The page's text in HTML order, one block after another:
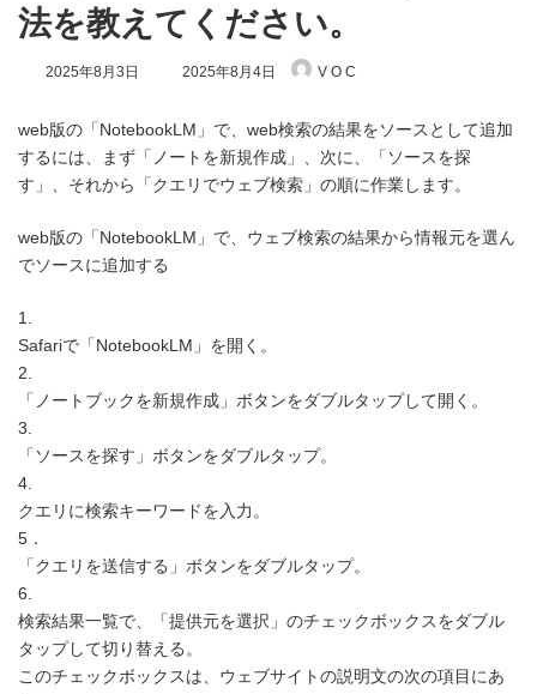
法を教えてください。
2025年8月3日
最
新
時
:
2025年8月4日 V O C
web版の「NotebookLM」で、web検索の結果をソースとして追加
するには、まず「ノートを新規作成」、次に、「ソースを探
す」、それから「クエリでウェブ検索」の順に作業します。
web版の「NotebookLM」で、ウェブ検索の結果から情報元を選ん
でソースに追加する
1.
Safariで「NotebookLM」を開く。
2.
「ノートブックを新規作成」ボタンをダブルタップして開く。
3.
「ソースを探す」ボタンをダブルタップ。
4.
クエリに検索キーワードを入力。
5．
「クエリを送信する」ボタンをダブルタップ。
6.
検索結果一覧で、「提供元を選択」のチェックボックスをダブル
タップして切り替える。
このチェックボックスは、ウェブサイトの説明文の次の項目にあ